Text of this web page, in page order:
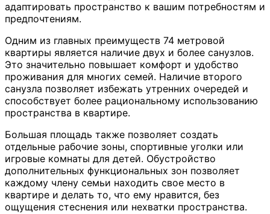
адаптировать пространство к вашим потребностям и
предпочтениям.
Одним из главных преимуществ 74 метровой
квартиры является наличие двух и более санузлов.
Это значительно повышает комфорт и удобство
проживания для многих семей. Наличие второго
санузла позволяет избежать утренних очередей и
способствует более рациональному использованию
пространства в квартире.
Большая площадь также позволяет создать
отдельные рабочие зоны, спортивные уголки или
игровые комнаты для детей. Обустройство
дополнительных функциональных зон позволяет
каждому члену семьи находить свое место в
квартире и делать то, что ему нравится, без
ощущения стеснения или нехватки пространства.